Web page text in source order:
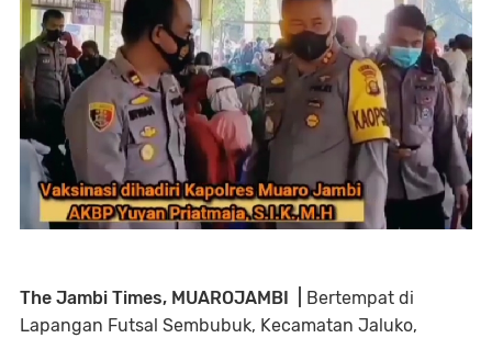
The Jambi Times, MUAROJAMBI |
Bertempat di
Lapangan Futsal Sembubuk, Kecamatan Jaluko,